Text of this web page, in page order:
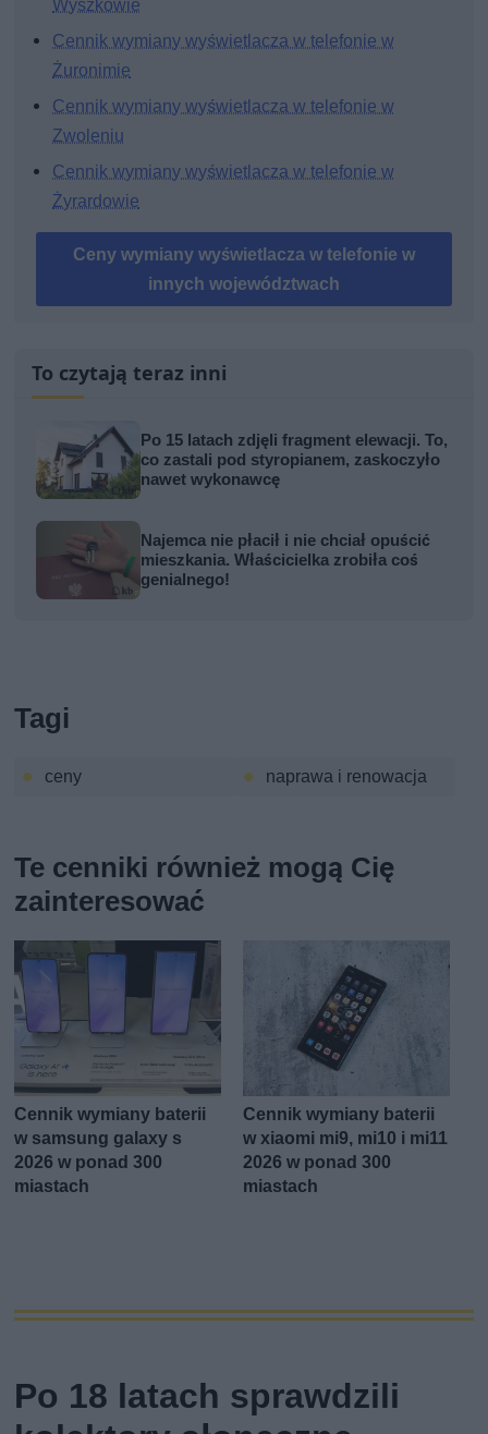
Wyszkowie
Cennik wymiany wyświetlacza w telefonie w
Żuronimie
Cennik wymiany wyświetlacza w telefonie w
Zwoleniu
Cennik wymiany wyświetlacza w telefonie w
Żyrardowie
Ceny wymiany wyświetlacza w telefonie w
innych województwach
To czytają teraz inni
Po 15 latach zdjęli fragment elewacji. To,
co zastali pod styropianem, zaskoczyło
nawet wykonawcę
Najemca nie płacił i nie chciał opuścić
mieszkania. Właścicielka zrobiła coś
genialnego!
Tagi
ceny naprawa i renowacja
Te cenniki również mogą Cię
zainteresować
Cennik wymiany baterii
w samsung galaxy s
2026 w ponad 300
miastach
Cennik wymiany baterii
w xiaomi mi9, mi10 i mi11
2026 w ponad 300
miastach
Po 18 latach sprawdzili